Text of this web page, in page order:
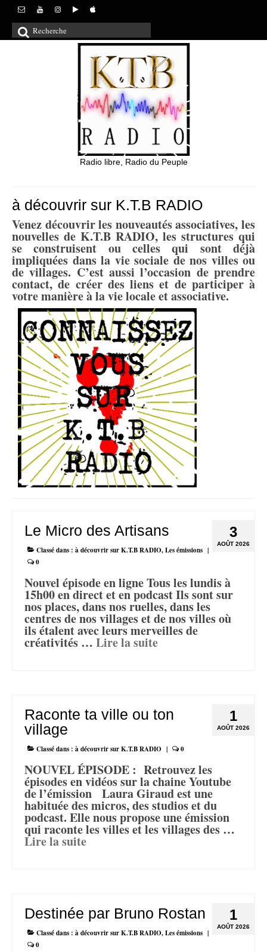
Rechercher
:
Radio libre, Radio du Peuple
à découvrir sur K.T.B RADIO
Venez découvrir les nouveautés associatives, les
nouvelles de K.T.B RADIO, les structures qui
se construisent ou celles qui sont déjà
impliquées dans la vie sociale de nos villes ou
de villages. C’est aussi l’occasion de prendre
contact, de créer des liens et de participer à
votre manière à la vie locale et associative.
3
AOÛT 2026
Le Micro des Artisans
Classé dans : à découvrir sur K.T.B RADIO,Les émissions |
0
Nouvel épisode en ligne Tous les lundis à
15h00 en direct et en podcast Ils sont sur
nos places, dans nos ruelles, dans les
centres de nos villages et de nos villes où
ils étalent avec leurs merveilles de
créativités … Lire la suite­­
1
AOÛT 2026
Raconte ta ville ou ton
village
Classé dans : à découvrir sur K.T.B RADIO | 0
NOUVEL ÉPISODE : Retrouvez les
épisodes en vidéos sur la chaine Youtube
de l’émission Laura Giraud est une
habituée des micros, des studios et du
podcast. Elle nous propose une émission
qui raconte les villes et les villages des …
Lire la suite­­
1
AOÛT 2026
Destinée par Bruno Rostan
Classé dans : à découvrir sur K.T.B RADIO,Les émissions |
0